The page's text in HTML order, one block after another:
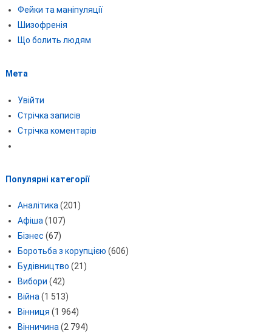
Фейки та маніпуляції
Шизофренія
Що болить людям
Мета
Увійти
Стрічка записів
Стрічка коментарів
Популярні категорії
Аналітика (201)
Афіша (107)
Бізнес (67)
Боротьба з корупцією (606)
Будівництво (21)
Вибори (42)
Війна (1 513)
Вінниця (1 964)
Вінничина (2 794)